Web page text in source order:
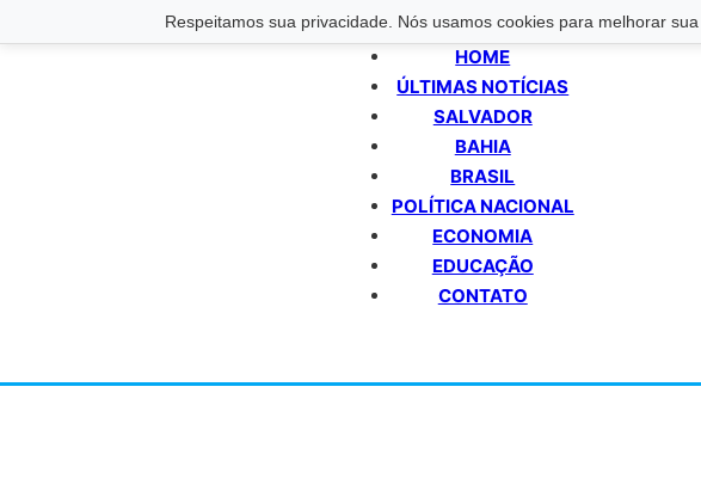
Respeitamos sua privacidade. Nós usamos cookies para melhorar
HOME
ÚLTIMAS NOTÍCIAS
SALVADOR
BAHIA
BRASIL
POLÍTICA NACIONAL
ECONOMIA
EDUCAÇÃO
CONTATO